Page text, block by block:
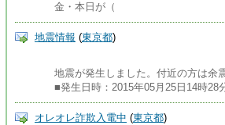
金・本日が（
地震情報 (東京都)
地震が発生しました。付近の方は余
■発生日時：2015年05月25日14時28
オレオレ詐欺入電中 (東京都)